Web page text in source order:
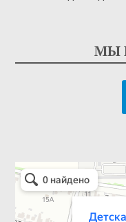
МЫ
Детская библиотека-
Библиотека в Севастополе